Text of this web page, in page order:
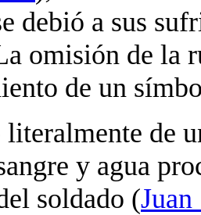
debió a sus
omisión de la
de un
de
y agua
soldado (